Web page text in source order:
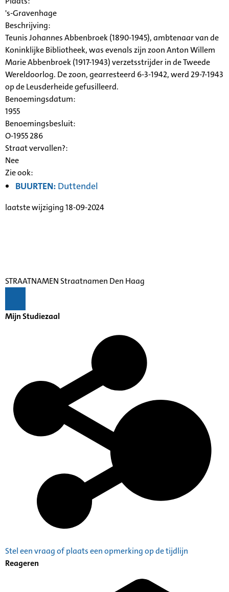
's-Gravenhage
Beschrijving:
Teunis Johannes Abbenbroek (1890-1945), ambtenaar van de
Koninklijke Bibliotheek, was evenals zijn zoon Anton Willem
Marie Abbenbroek (1917-1943) verzetsstrijder in de Tweede
Wereldoorlog. De zoon, gearresteerd 6-3-1942, werd 29-7-1943
op de Leusderheide gefusilleerd.
Benoemingsdatum:
1955
Benoemingsbesluit:
O-1955 286
Straat vervallen?:
Nee
Zie ook:
BUURTEN: Duttendel
laatste wijziging 18-09-2024
STRAATNAMEN Straatnamen Den Haag
Mijn Studiezaal
Stel een vraag of plaats een opmerking op de tijdlijn
Reageren